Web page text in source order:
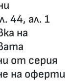
44, ал. 1
на
от серия
на оферти